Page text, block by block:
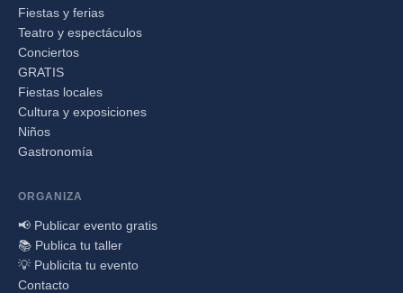
Fiestas y ferias
Teatro y espectáculos
Conciertos
GRATIS
Fiestas locales
Cultura y exposiciones
Niños
Gastronomía
ORGANIZA
📢 Publicar evento gratis
📚 Publica tu taller
💡 Publicita tu evento
Contacto